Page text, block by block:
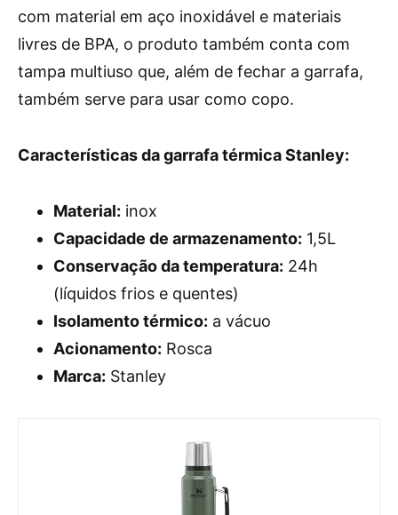
com material em aço inoxidável e materiais
livres de BPA, o produto também conta com
tampa multiuso que, além de fechar a garrafa,
também serve para usar como copo.
Características da garrafa térmica Stanley:
Material: inox
Capacidade de armazenamento: 1,5L
Conservação da temperatura: 24h
(líquidos frios e quentes)
Isolamento térmico: a vácuo
Acionamento: Rosca
Marca: Stanley